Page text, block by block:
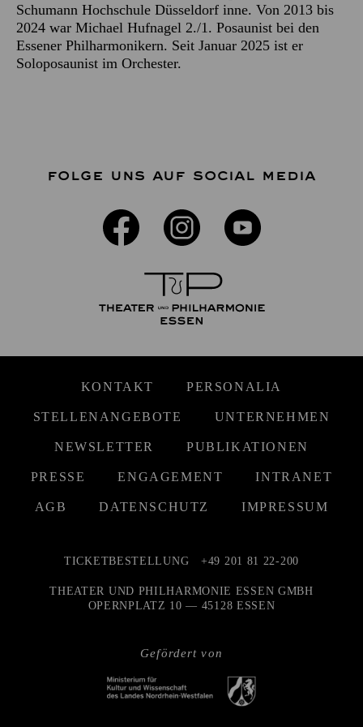
Schumann Hochschule Düsseldorf inne. Von 2013 bis
2024 war Michael Hufnagel 2./1. Posaunist bei den
Essener Philharmonikern. Seit Januar 2025 ist er
Soloposaunist im Orchester.
FOLGE UNS AUF SOCIAL MEDIA
KONTAKT PERSONALIA
STELLENANGEBOTE UNTERNEHMEN
NEWSLETTER PUBLIKATIONEN
PRESSE ENGAGEMENT INTRANET
AGB DATENSCHUTZ IMPRESSUM
Gefördert von
TICKETBESTELLUNG +49 201 81 22-200
THEATER UND PHILHARMONIE ESSEN GMBH
OPERNPLATZ 10 — 45128 ESSEN